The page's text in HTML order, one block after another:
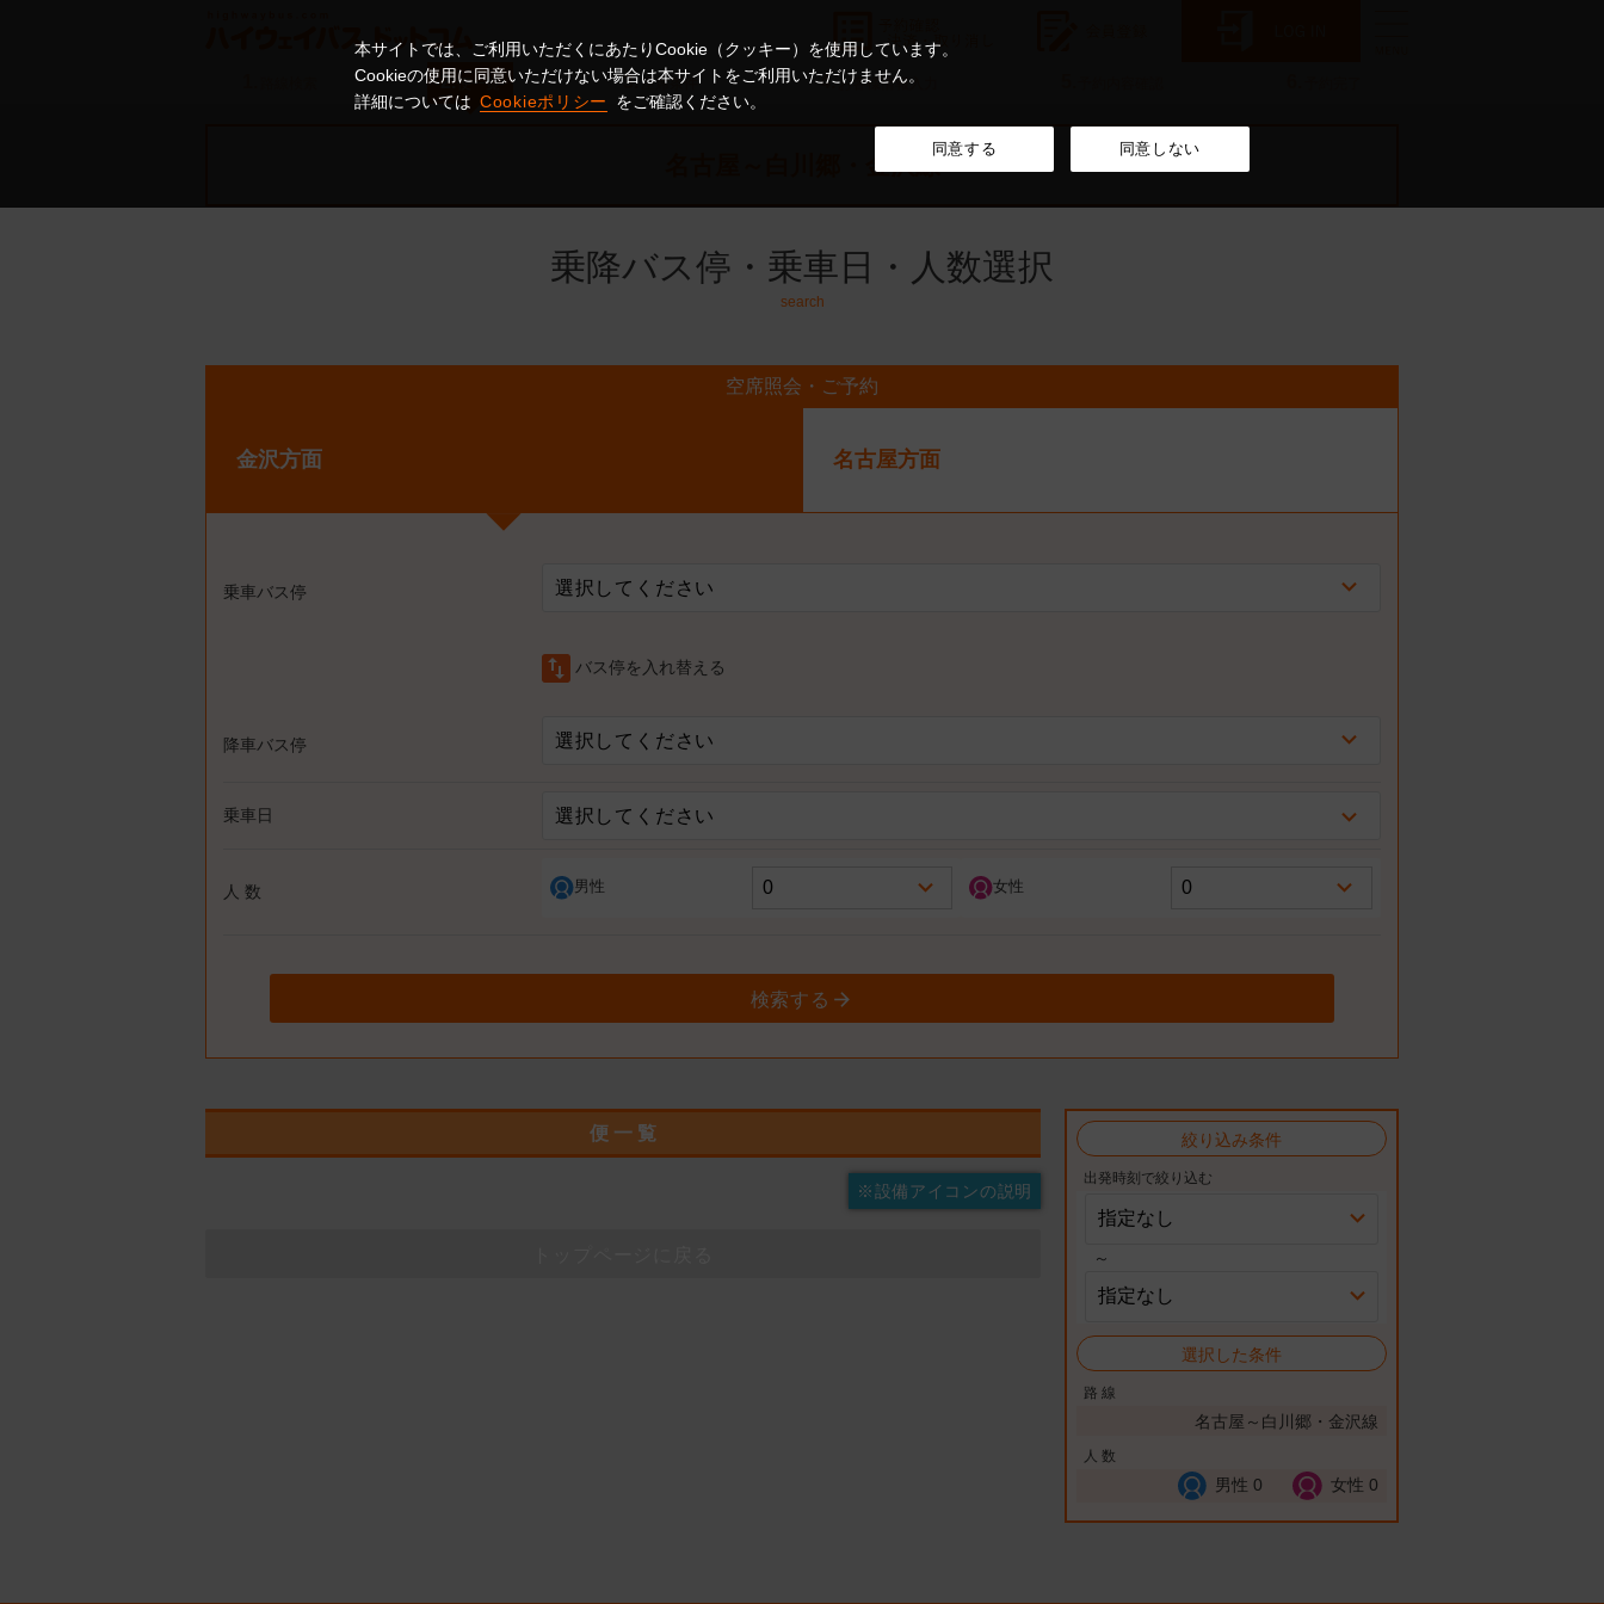
本サイトでは、ご利用いただくにあたりCookie（クッキー）を使用しています。
Cookieの使用に同意いただけない場合は本サイトをご利用いただけません。
詳細については Cookieポリシー をご確認ください。
同意する 同意しない
2.便一覧 3. 座席条件 4.お客様情報入力
名古屋～白川郷・金沢線
乗降バス停・乗車日・人数選択
search
空席照会・ご予約
金沢方面 名古屋方面
乗車バス停 選択してください
swap_vert バス停を入れ替える
降車バス停 選択してください
乗車日 選択してください
人 数 男性 女性
検索する
便 一 覧
※設備アイコンの説明
絞り込み条件
出発時刻で絞り込む
～
選択した条件
路 線
名古屋～白川郷・金沢線
人 数
男性0 女性 0